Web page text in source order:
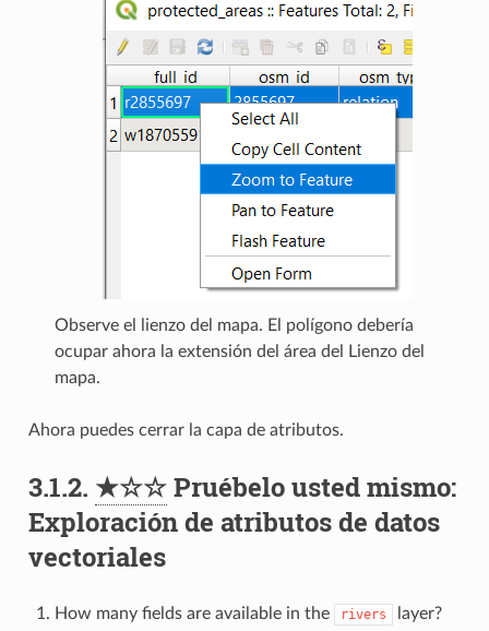
Observe el lienzo del mapa. El polígono debería
ocupar ahora la extensión del área del Lienzo del
mapa.
Ahora puedes cerrar la capa de atributos.
3.1.2. ★☆☆Pruébelo usted mismo:
Exploración de atributos de datos
vectoriales
How many fields are available in the rivers
layer?